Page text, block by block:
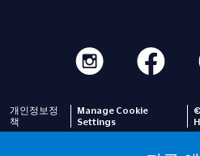
개인정보정
책
Manage Cookie
Settings